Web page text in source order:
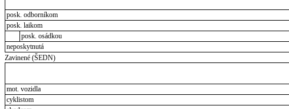
posk. odborníkom
posk. laikom
posk. osádkou
neposkytnutá
Zavinené (ŠEDN)
mot. vozidla
cyklistom